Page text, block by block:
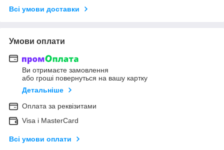
Всі умови доставки
Умови оплати
Ви отримаєте замовлення
або гроші повернуться на вашу картку
Детальніше
Оплата за реквізитами
Visa і MasterCard
Всі умови оплати